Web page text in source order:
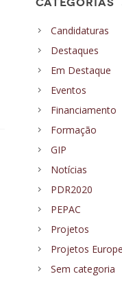
Candidaturas
Destaques
Em Destaque
Eventos
Financiamento
Formação
GIP
Notícias
PDR2020
PEPAC
Projetos
Projetos
Sem categoria